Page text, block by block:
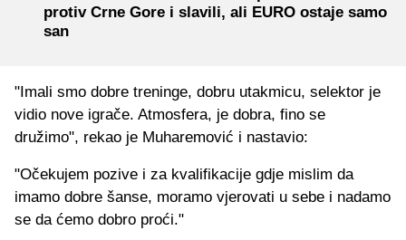
protiv Crne Gore i slavili, ali EURO ostaje samo
san
"Imali smo dobre treninge, dobru utakmicu, selektor je
vidio nove igrače. Atmosfera, je dobra, fino se
družimo", rekao je Muharemović i nastavio:
"Očekujem pozive i za kvalifikacije gdje mislim da
imamo dobre šanse, moramo vjerovati u sebe i nadamo
se da ćemo dobro proći."